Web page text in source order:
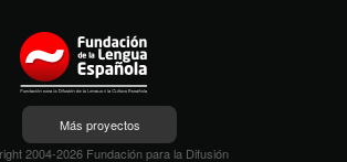
Más proyectos
2004-2026 Fundación para la Difusión